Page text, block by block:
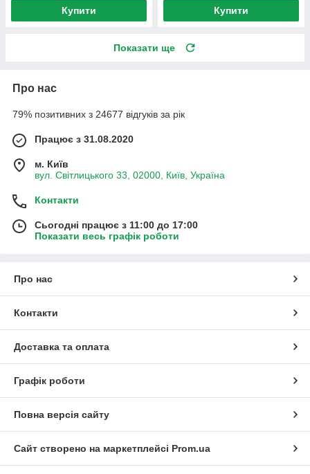
Купити Купити
Показати ще
Про нас
79% позитивних з 24677 відгуків за рік
Працює з 31.08.2020
м. Київ
вул. Світлицького 33, 02000, Київ, Україна
Контакти
Сьогодні працює з 11:00 до 17:00
Показати весь графік роботи
Про нас
Контакти
Доставка та оплата
Графік роботи
Повна версія сайту
Сайт створено на маркетплейсі Prom.ua